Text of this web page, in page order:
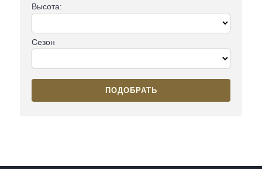
Высота:
Сезон
ПОДОБРАТЬ